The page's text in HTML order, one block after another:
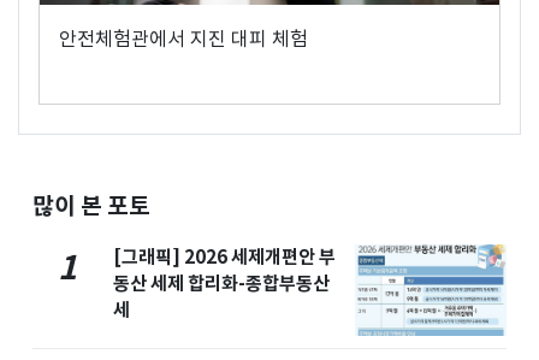
안전체험관에서 지진 대피 체험
많이 본 포토
1
[그래픽] 2026 세제개편안 부
동산 세제 합리화-종합부동산
세